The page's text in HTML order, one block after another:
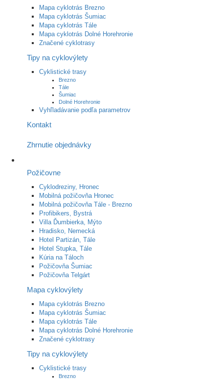
Mapa cyklotrás Brezno
Mapa cyklotrás Šumiac
Mapa cyklotrás Tále
Mapa cyklotrás Dolné Horehronie
Značené cyklotrasy
Tipy na cyklovýlety
Cyklistické trasy
Brezno
Tále
Šumiac
Dolné Horehronie
Vyhľladávanie podľa parametrov
Kontakt
Zhrnutie objednávky
Požičovne
Cyklodreziny, Hronec
Mobilná požičovňa Hronec
Mobilná požičovňa Tále - Brezno
Profibikers, Bystrá
Villa Ďumbierka, Mýto
Hradisko, Nemecká
Hotel Partizán, Tále
Hotel Stupka, Tále
Kúria na Táloch
Požičovňa Šumiac
Požičovňa Telgárt
Mapa cyklovýlety
Mapa cyklotrás Brezno
Mapa cyklotrás Šumiac
Mapa cyklotrás Tále
Mapa cyklotrás Dolné Horehronie
Značené cyklotrasy
Tipy na cyklovýlety
Cyklistické trasy
Brezno